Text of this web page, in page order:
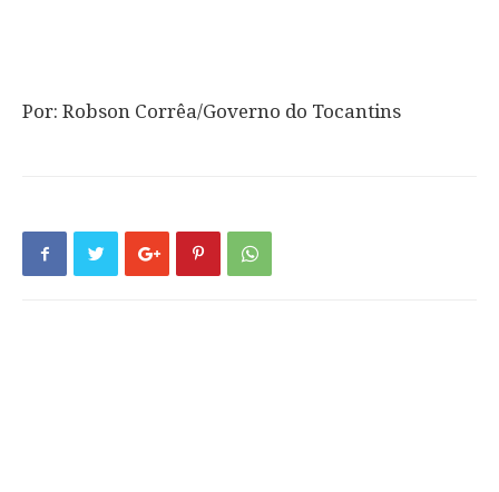
Por: Robson Corrêa/Governo do Tocantins